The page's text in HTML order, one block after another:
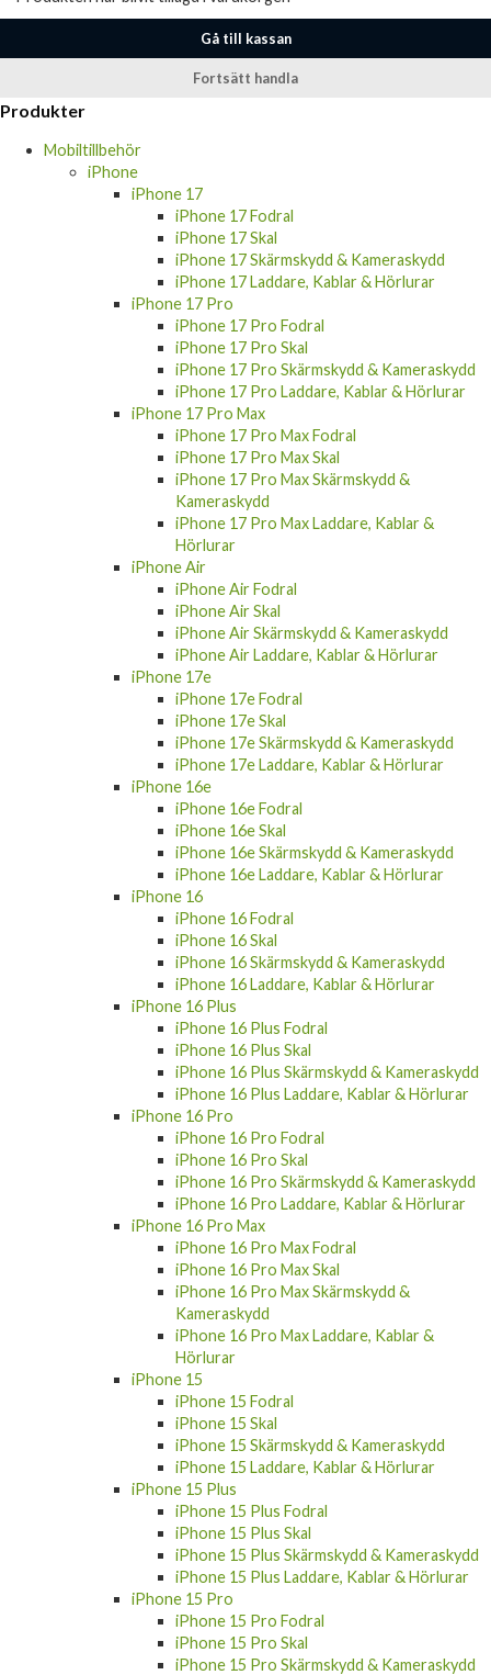
Gå till kassan
Fortsätt handla
iPhone
iPhone 17
iPhone 17 Fodral
iPhone 17 Skal
iPhone 17 Skärmskydd & Kameraskydd
iPhone 17 Laddare, Kablar & Hörlurar
iPhone 17 Pro
iPhone 17 Pro Fodral
iPhone 17 Pro Skal
iPhone 17 Pro Skärmskydd & Kameraskydd
iPhone 17 Pro Laddare, Kablar & Hörlurar
iPhone 17 Pro Max
iPhone 17 Pro Max Fodral
iPhone 17 Pro Max Skal
iPhone 17 Pro Max Skärmskydd &
Kameraskydd
iPhone 17 Pro Max Laddare, Kablar &
Hörlurar
iPhone Air
iPhone Air Fodral
iPhone Air Skal
iPhone Air Skärmskydd & Kameraskydd
iPhone Air Laddare, Kablar & Hörlurar
iPhone 17e
iPhone 17e Fodral
iPhone 17e Skal
iPhone 17e Skärmskydd & Kameraskydd
iPhone 17e Laddare, Kablar & Hörlurar
iPhone 16e
iPhone 16e Fodral
iPhone 16e Skal
iPhone 16e Skärmskydd & Kameraskydd
iPhone 16e Laddare, Kablar & Hörlurar
iPhone 16
iPhone 16 Fodral
iPhone 16 Skal
iPhone 16 Skärmskydd & Kameraskydd
iPhone 16 Laddare, Kablar & Hörlurar
iPhone 16 Plus
iPhone 16 Plus Fodral
iPhone 16 Plus Skal
iPhone 16 Plus Skärmskydd & Kameraskydd
iPhone 16 Plus Laddare, Kablar & Hörlurar
iPhone 16 Pro
iPhone 16 Pro Fodral
iPhone 16 Pro Skal
iPhone 16 Pro Skärmskydd & Kameraskydd
iPhone 16 Pro Laddare, Kablar & Hörlurar
iPhone 16 Pro Max
iPhone 16 Pro Max Fodral
iPhone 16 Pro Max Skal
iPhone 16 Pro Max Skärmskydd &
Kameraskydd
iPhone 16 Pro Max Laddare, Kablar &
Hörlurar
iPhone 15
iPhone 15 Fodral
iPhone 15 Skal
iPhone 15 Skärmskydd & Kameraskydd
iPhone 15 Laddare, Kablar & Hörlurar
iPhone 15 Plus
iPhone 15 Plus Fodral
iPhone 15 Plus Skal
iPhone 15 Plus Skärmskydd & Kameraskydd
iPhone 15 Plus Laddare, Kablar & Hörlurar
iPhone 15 Pro
iPhone 15 Pro Fodral
iPhone 15 Pro Skal
iPhone 15 Pro Skärmskydd & Kameraskydd
iPhone 15 Pro Laddare, Kablar & Hörlurar